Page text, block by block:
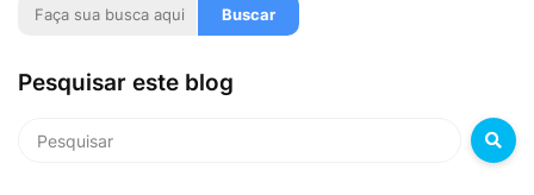
Pesquisar este blog